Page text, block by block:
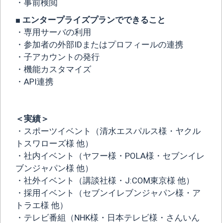
・事前検閲
■ エンタープライズプランでできること
・専用サーバの利用
・参加者の外部IDまたはプロフィールの連携
・子アカウントの発行
・機能カスタマイズ
・API連携
＜実績＞
・スポーツイベント（清水エスパルス様・ヤクル
トスワローズ様 他）
・社内イベント（ヤフー様・POLA様・セブンイレ
ブンジャパン様 他）
・社外イベント（講談社様・J:COM東京様 他）
・採用イベント（セブンイレブンジャパン様・ア
トラエ様 他）
・テレビ番組（NHK様・日本テレビ様・さんいん